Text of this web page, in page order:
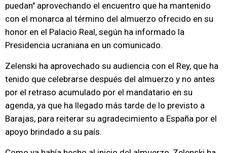
puedan" aprovechando el encuentro que ha mantenido
con el monarca al término del almuerzo ofrecido en su
honor en el Palacio Real, según ha informado la
Presidencia ucraniana en un comunicado.
Zelenski ha aprovechado su audiencia con el Rey, que ha
tenido que celebrarse después del almuerzo y no antes
por el retraso acumulado por el mandatario en su
agenda, ya que ha llegado más tarde de lo previsto a
Barajas, para reiterar su agradecimiento a España por el
apoyo brindado a su país.